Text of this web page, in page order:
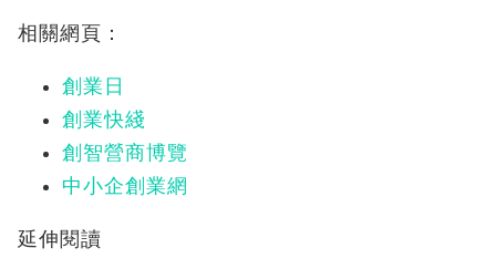
相關網頁：
創業日
創業快綫
創智營商博覽
中小企創業網
延伸閱讀